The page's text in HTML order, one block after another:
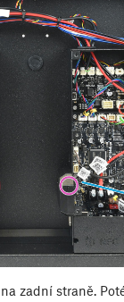
zadní straně.